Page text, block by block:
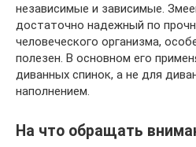
независимые и зависимые.
достаточно надежный по
человеческого организма,
полезен. В основном его
диванных спинок, а не для
наполнением.
На что обращать